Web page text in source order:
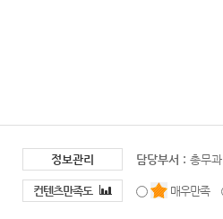
정보관리 담당부서 : 총무과
컨텐츠만족도 매우만족